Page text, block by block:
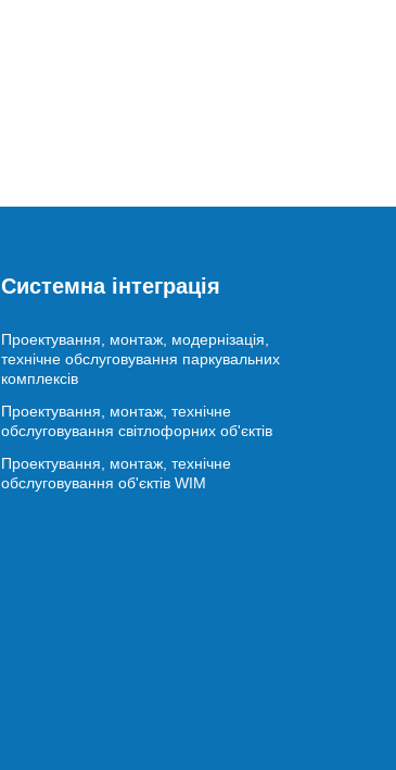
Системна інтеграція
Проектування, монтаж, модернізація,
технічне обслуговування паркувальних
комплексів
Проектування, монтаж, технічне
обслуговування світлофорних об'єктів
Проектування, монтаж, технічне
обслуговування об'єктів WIM